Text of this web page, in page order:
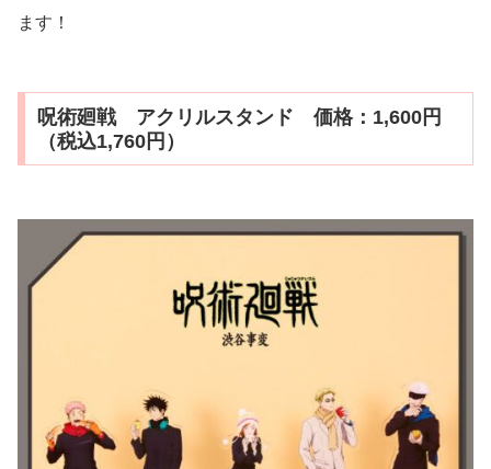
ます！
呪術廻戦 アクリルスタンド 価格：1,600円
（税込1,760円）